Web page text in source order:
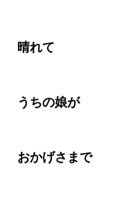
晴れて
うちの娘が
おかげさまで